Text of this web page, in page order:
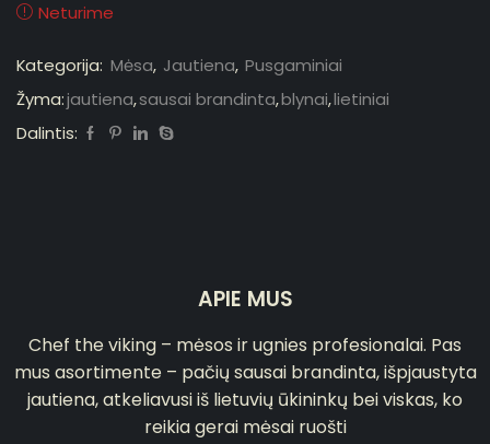
Neturime
Kategorija: Mėsa, Jautiena, Pusgaminiai
Žyma:jautiena,sausai brandinta,blynai,lietiniai
Dalintis:
APIE MUS
Chef the viking – mėsos ir ugnies profesionalai. Pas
mus asortimente – pačių sausai brandinta, išpjaustyta
jautiena, atkeliavusi iš lietuvių ūkininkų bei viskas, ko
reikia gerai mėsai ruošti